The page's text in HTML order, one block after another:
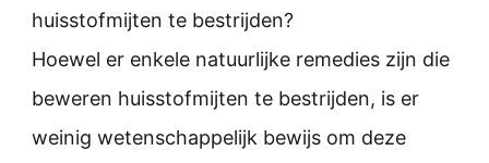
huisstofmijten te bestrijden?
Hoewel er enkele natuurlijke remedies zijn die
beweren huisstofmijten te bestrijden, is er
weinig wetenschappelijk bewijs om deze